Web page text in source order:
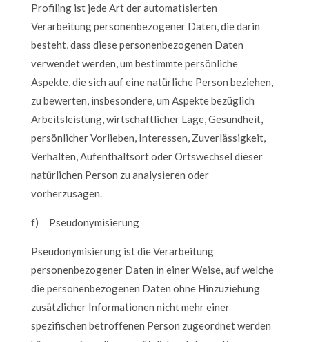
Profiling ist jede Art der automatisierten
Verarbeitung personenbezogener Daten, die darin
besteht, dass diese personenbezogenen Daten
verwendet werden, um bestimmte persönliche
Aspekte, die sich auf eine natürliche Person beziehen,
zu bewerten, insbesondere, um Aspekte bezüglich
Arbeitsleistung, wirtschaftlicher Lage, Gesundheit,
persönlicher Vorlieben, Interessen, Zuverlässigkeit,
Verhalten, Aufenthaltsort oder Ortswechsel dieser
natürlichen Person zu analysieren oder
vorherzusagen.
f) Pseudonymisierung
Pseudonymisierung ist die Verarbeitung
personenbezogener Daten in einer Weise, auf welche
die personenbezogenen Daten ohne Hinzuziehung
zusätzlicher Informationen nicht mehr einer
spezifischen betroffenen Person zugeordnet werden